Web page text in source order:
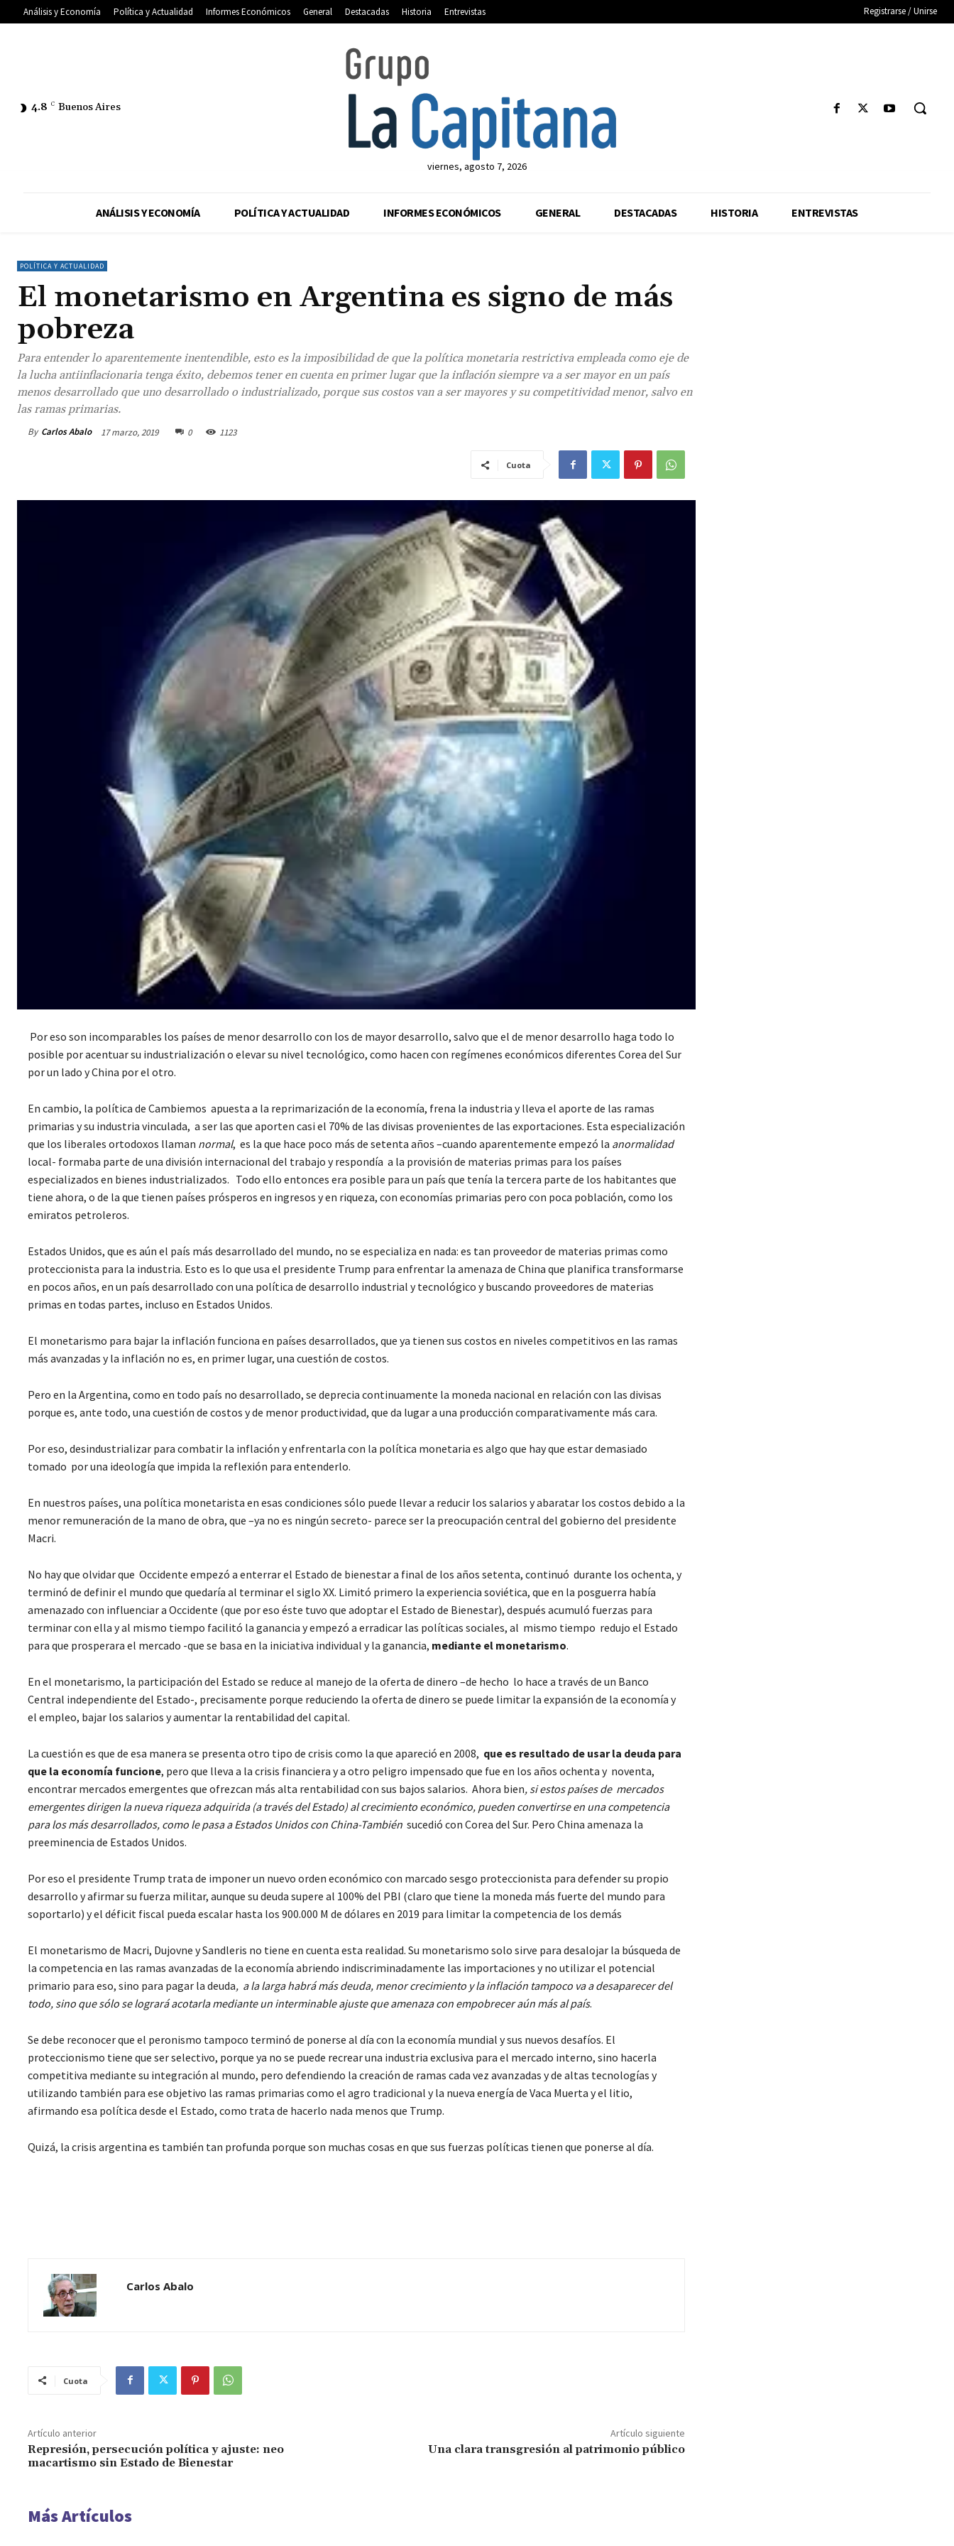
Análisis y Economía Política y Actualidad Informes Económicos General Destacadas Historia Entrevistas Registrarse / Unirse
4.8 C Buenos Aires
viernes, agosto 7, 2026
ANÁLISIS Y ECONOMÍA POLÍTICA Y ACTUALIDAD INFORMES ECONÓMICOS GENERAL DESTACADAS HISTORIA ENTREVISTAS
POLÍTICA Y ACTUALIDAD
El monetarismo en Argentina es signo de más
pobreza
Para entender lo aparentemente inentendible, esto es la imposibilidad de que la política monetaria restrictiva empleada como eje de
la lucha antiinflacionaria tenga éxito, debemos tener en cuenta en primer lugar que la inflación siempre va a ser mayor en un país
menos desarrollado que uno desarrollado o industrializado, porque sus costos van a ser mayores y su competitividad menor, salvo en
las ramas primarias.
By Carlos Abalo 17 marzo, 2019 0 1123
Cuota
Por eso son incomparables los países de menor desarrollo con los de mayor desarrollo, salvo que el de menor desarrollo haga todo lo
posible por acentuar su industrialización o elevar su nivel tecnológico, como hacen con regímenes económicos diferentes Corea del Sur
por un lado y China por el otro.
En cambio, la política de Cambiemos apuesta a la reprimarización de la economía, frena la industria y lleva el aporte de las ramas
primarias y su industria vinculada, a ser las que aporten casi el 70% de las divisas provenientes de las exportaciones. Esta especialización
que los liberales ortodoxos llaman normal, es la que hace poco más de setenta años –cuando aparentemente empezó la anormalidad
local- formaba parte de una división internacional del trabajo y respondía a la provisión de materias primas para los países
especializados en bienes industrializados. Todo ello entonces era posible para un país que tenía la tercera parte de los habitantes que
tiene ahora, o de la que tienen países prósperos en ingresos y en riqueza, con economías primarias pero con poca población, como los
emiratos petroleros.
Estados Unidos, que es aún el país más desarrollado del mundo, no se especializa en nada: es tan proveedor de materias primas como
proteccionista para la industria. Esto es lo que usa el presidente Trump para enfrentar la amenaza de China que planifica transformarse
en pocos años, en un país desarrollado con una política de desarrollo industrial y tecnológico y buscando proveedores de materias
primas en todas partes, incluso en Estados Unidos.
El monetarismo para bajar la inflación funciona en países desarrollados, que ya tienen sus costos en niveles competitivos en las ramas
más avanzadas y la inflación no es, en primer lugar, una cuestión de costos.
Pero en la Argentina, como en todo país no desarrollado, se deprecia continuamente la moneda nacional en relación con las divisas
porque es, ante todo, una cuestión de costos y de menor productividad, que da lugar a una producción comparativamente más cara.
Por eso, desindustrializar para combatir la inflación y enfrentarla con la política monetaria es algo que hay que estar demasiado
tomado por una ideología que impida la reflexión para entenderlo.
En nuestros países, una política monetarista en esas condiciones sólo puede llevar a reducir los salarios y abaratar los costos debido a la
menor remuneración de la mano de obra, que –ya no es ningún secreto- parece ser la preocupación central del gobierno del presidente
Macri.
No hay que olvidar que Occidente empezó a enterrar el Estado de bienestar a final de los años setenta, continuó durante los ochenta, y
terminó de definir el mundo que quedaría al terminar el siglo XX. Limitó primero la experiencia soviética, que en la posguerra había
amenazado con influenciar a Occidente (que por eso éste tuvo que adoptar el Estado de Bienestar), después acumuló fuerzas para
terminar con ella y al mismo tiempo facilitó la ganancia y empezó a erradicar las políticas sociales, al mismo tiempo redujo el Estado
para que prosperara el mercado -que se basa en la iniciativa individual y la ganancia, mediante el monetarismo.
En el monetarismo, la participación del Estado se reduce al manejo de la oferta de dinero –de hecho lo hace a través de un Banco
Central independiente del Estado-, precisamente porque reduciendo la oferta de dinero se puede limitar la expansión de la economía y
el empleo, bajar los salarios y aumentar la rentabilidad del capital.
La cuestión es que de esa manera se presenta otro tipo de crisis como la que apareció en 2008, que es resultado de usar la deuda para
que la economía funcione, pero que lleva a la crisis financiera y a otro peligro impensado que fue en los años ochenta y noventa,
encontrar mercados emergentes que ofrezcan más alta rentabilidad con sus bajos salarios. Ahora bien, si estos países de mercados
emergentes dirigen la nueva riqueza adquirida (a través del Estado) al crecimiento económico, pueden convertirse en una competencia
para los más desarrollados, como le pasa a Estados Unidos con China-También sucedió con Corea del Sur. Pero China amenaza la
preeminencia de Estados Unidos.
Por eso el presidente Trump trata de imponer un nuevo orden económico con marcado sesgo proteccionista para defender su propio
desarrollo y afirmar su fuerza militar, aunque su deuda supere al 100% del PBI (claro que tiene la moneda más fuerte del mundo para
soportarlo) y el déficit fiscal pueda escalar hasta los 900.000 M de dólares en 2019 para limitar la competencia de los demás
El monetarismo de Macri, Dujovne y Sandleris no tiene en cuenta esta realidad. Su monetarismo solo sirve para desalojar la búsqueda de
la competencia en las ramas avanzadas de la economía abriendo indiscriminadamente las importaciones y no utilizar el potencial
primario para eso, sino para pagar la deuda, a la larga habrá más deuda, menor crecimiento y la inflación tampoco va a desaparecer del
todo, sino que sólo se logrará acotarla mediante un interminable ajuste que amenaza con empobrecer aún más al país.
Se debe reconocer que el peronismo tampoco terminó de ponerse al día con la economía mundial y sus nuevos desafíos. El
proteccionismo tiene que ser selectivo, porque ya no se puede recrear una industria exclusiva para el mercado interno, sino hacerla
competitiva mediante su integración al mundo, pero defendiendo la creación de ramas cada vez avanzadas y de altas tecnologías y
utilizando también para ese objetivo las ramas primarias como el agro tradicional y la nueva energía de Vaca Muerta y el litio,
afirmando esa política desde el Estado, como trata de hacerlo nada menos que Trump.
Quizá, la crisis argentina es también tan profunda porque son muchas cosas en que sus fuerzas políticas tienen que ponerse al día.
Carlos Abalo
Cuota
Artículo anterior
Represión, persecución política y ajuste: neo
macartismo sin Estado de Bienestar
Artículo siguiente
Una clara transgresión al patrimonio público
Más Artículos